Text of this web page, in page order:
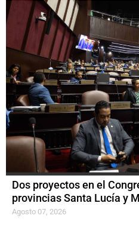
Dos proyectos en el
provincias Santa Lucía y
Agosto 07, 2026